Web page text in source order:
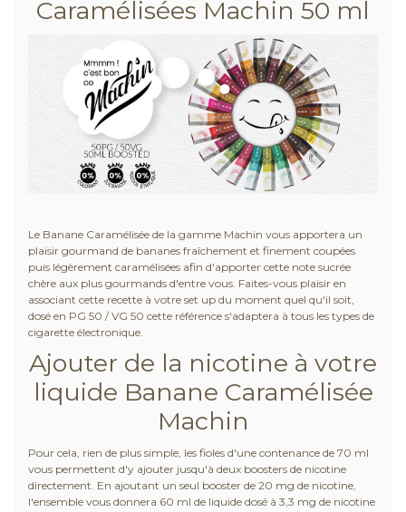
Caramélisées Machin 50 ml
Le Banane Caramélisée de la gamme Machin vous apportera un
plaisir gourmand de bananes fraîchement et finement coupées
puis légèrement caramélisées afin d'apporter cette note sucrée
chère aux plus gourmands d'entre vous. Faites-vous plaisir en
associant cette recette à votre set up du moment quel qu'il soit,
dosé en PG 50 / VG 50 cette référence s'adaptera à tous les types de
cigarette électronique.
Ajouter de la nicotine à votre
liquide Banane Caramélisée
Machin
Pour cela, rien de plus simple, les fioles d'une contenance de 70 ml
vous permettent d'y ajouter jusqu'à deux boosters de nicotine
directement. En ajoutant un seul booster de 20 mg de nicotine,
l'ensemble vous donnera 60 ml de liquide dosé à 3,3 mg de nicotine